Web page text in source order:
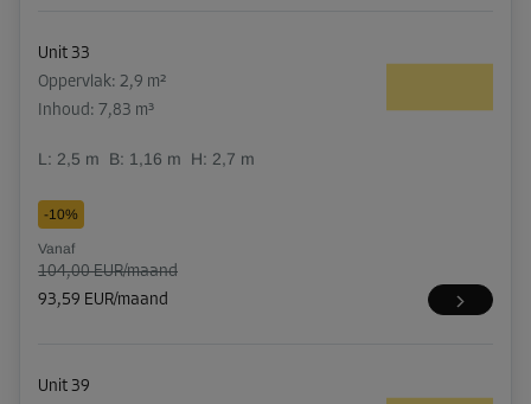
Unit 33
Oppervlak: 2,9 m²
Inhoud: 7,83 m³
L: 2,5 m B: 1,16 m H: 2,7 m
-10%
Vanaf
104,00 EUR/maand
93,59 EUR/maand
Unit 39